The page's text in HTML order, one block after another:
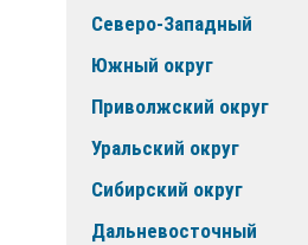
Северо-Западный
Южный округ
Приволжский округ
Уральский округ
Сибирский округ
Дальневосточный